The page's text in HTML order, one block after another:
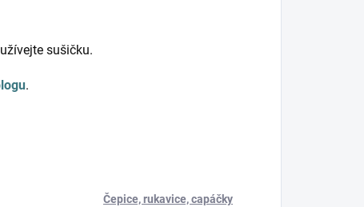
sušičku.
.
Čepice, rukavice, capáčky